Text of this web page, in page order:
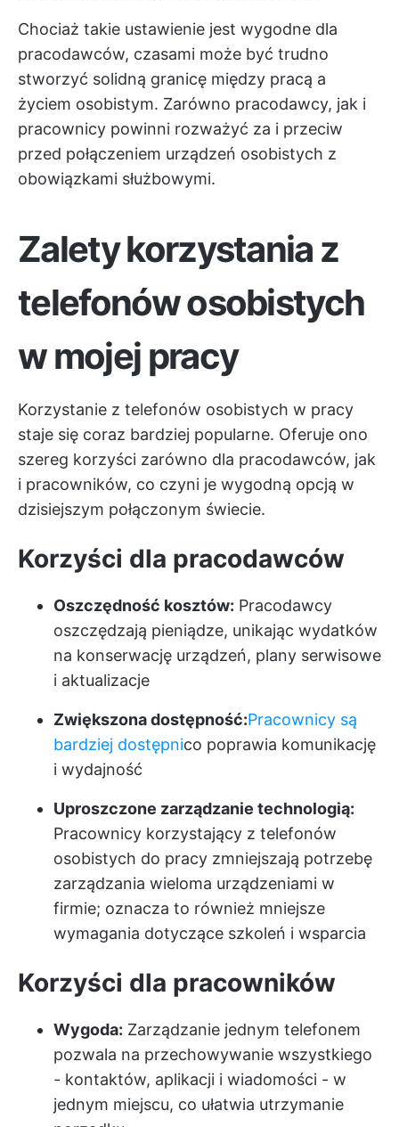
Chociaż takie ustawienie jest wygodne dla
pracodawców, czasami może być trudno
stworzyć solidną granicę między pracą a
życiem osobistym. Zarówno pracodawcy, jak i
pracownicy powinni rozważyć za i przeciw
przed połączeniem urządzeń osobistych z
obowiązkami służbowymi.
Zalety korzystania z
telefonów osobistych
w mojej pracy
Korzystanie z telefonów osobistych w pracy
staje się coraz bardziej popularne. Oferuje ono
szereg korzyści zarówno dla pracodawców, jak
i pracowników, co czyni je wygodną opcją w
dzisiejszym połączonym świecie.
Korzyści dla pracodawców
Oszczędność kosztów: Pracodawcy
oszczędzają pieniądze, unikając wydatków
na konserwację urządzeń, plany serwisowe
i aktualizacje
Zwiększona dostępność:Pracownicy są
bardziej dostępnico poprawia komunikację
i wydajność
Uproszczone zarządzanie technologią:
Pracownicy korzystający z telefonów
osobistych do pracy zmniejszają potrzebę
zarządzania wieloma urządzeniami w
firmie; oznacza to również mniejsze
wymagania dotyczące szkoleń i wsparcia
Korzyści dla pracowników
Wygoda: Zarządzanie jednym telefonem
pozwala na przechowywanie wszystkiego
- kontaktów, aplikacji i wiadomości - w
jednym miejscu, co ułatwia utrzymanie